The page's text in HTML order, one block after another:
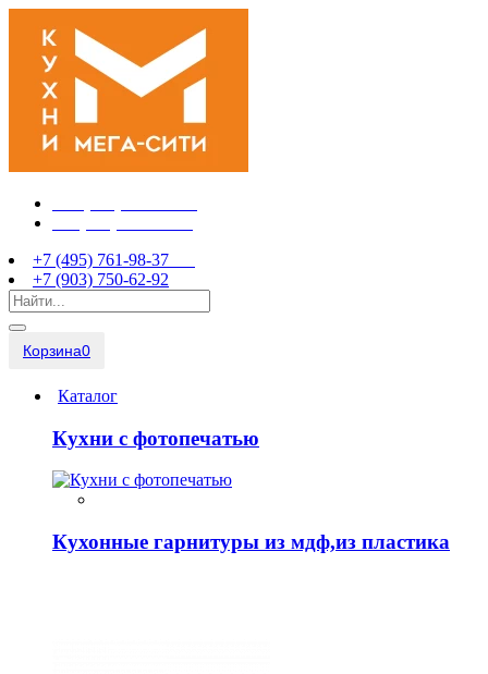
+7 (495) 761-98-37
+7 (903) 750-62-92
Корзина0
Каталог
Кухни с фотопечатью
Кухонные гарнитуры из мдф,из пластика